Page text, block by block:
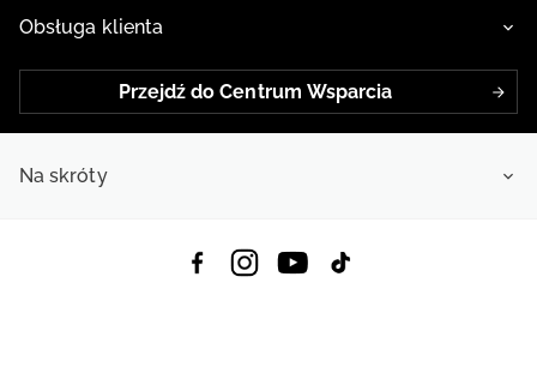
Obsługa klienta
Przejdź do Centrum Wsparcia
Na skróty